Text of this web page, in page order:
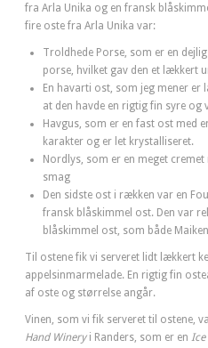
fra Arla Unika og en fransk
fire oste fra Arla Unika var:
Troldhede Porse, som er en
porse, hvilket gav den et lækkert
En havarti ost, som jeg mener er
at den havde en rigtig fin syre og
Havgus, som er en fast ost med
karakter og er let krystalliseret.
Nordlys, som er en meget
smag
Den sidste ost i rækken var en
fransk blåskimmel ost. Den var
blåskimmel ost, som både
Til ostene fik vi serveret lidt lækkert
appelsinmarmelade. En rigtig fin
af oste og størrelse angår.
Vinen, som vi fik serveret til ostene,
Hand Wineryi Randers, som er en Ice